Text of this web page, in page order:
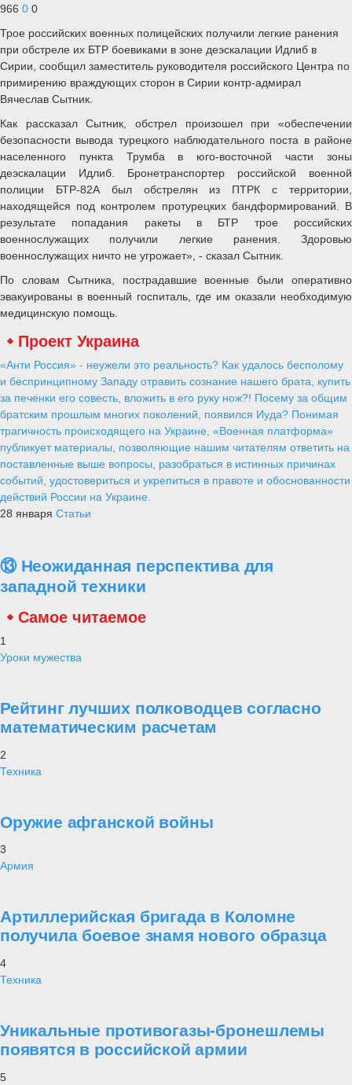
966 0 0
Трое российских военных полицейских получили легкие ранения
при обстреле их БТР боевиками в зоне деэскалации Идлиб в
Сирии, сообщил заместитель руководителя российского Центра по
примирению враждующих сторон в Сирии контр-адмирал
Вячеслав Сытник.
Как рассказал Сытник, обстрел произошел при «обеспечении
безопасности вывода турецкого наблюдательного поста в районе
населенного пункта Трумба в юго-восточной части зоны
деэскалации Идлиб. Бронетранспортер российской военной
полиции БТР-82А был обстрелян из ПТРК с территории,
находящейся под контролем протурецких бандформирований. В
результате попадания ракеты в БТР трое российских
военнослужащих получили легкие ранения. Здоровью
военнослужащих ничто не угрожает», - сказал Сытник.
По словам Сытника, пострадавшие военные были оперативно
эвакуированы в военный госпиталь, где им оказали необходимую
медицинскую помощь.
Проект Украина
«Анти Россия» - неужели это реальность? Как удалось бесполому
и беспринципному Западу отравить сознание нашего брата, купить
за печенки его совесть, вложить в его руку нож?! Посему за общим
братским прошлым многих поколений, появился Иуда? Понимая
трагичность происходящего на Украине, «Военная платформа»
публикует материалы, позволяющие нашим читателям ответить на
поставленные выше вопросы, разобраться в истинных причинах
событий, удостовериться и укрепиться в правоте и обоснованности
действий России на Украине.
28 января Статьи
⑬ Неожиданная перспектива для
западной техники
Самое читаемое
1
Уроки мужества
Рейтинг лучших полководцев согласно
математическим расчетам
2
Техника
Оружие афганской войны
3
Армия
Артиллерийская бригада в Коломне
получила боевое знамя нового образца
4
Техника
Уникальные противогазы-бронешлемы
появятся в российской армии
5